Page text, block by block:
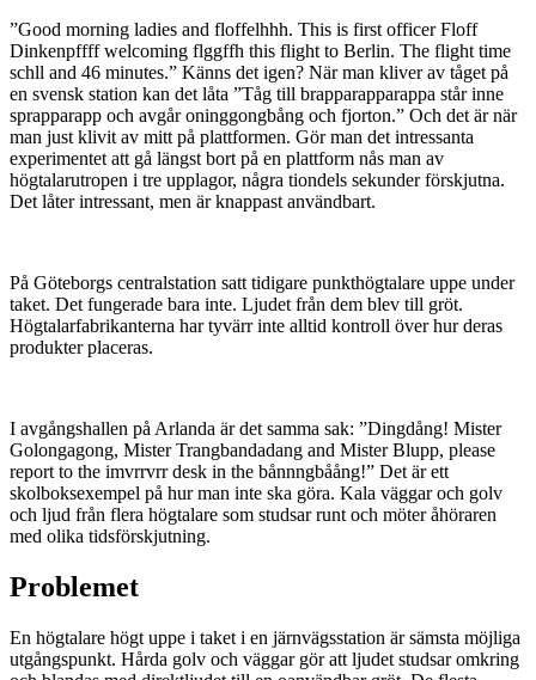
”Good morning ladies and floffelhhh. This is first officer Floff
Dinkenpffff welcoming flggffh this flight to Berlin. The flight time
schll and 46 minutes.” Känns det igen? När man kliver av tåget på
en svensk station kan det låta ”Tåg till brapparapparappa står inne
sprapparapp och avgår oninggongbång och fjorton.” Och det är när
man just klivit av mitt på plattformen. Gör man det intressanta
experimentet att gå längst bort på en plattform nås man av
högtalarutropen i tre upplagor, några tiondels sekunder förskjutna.
Det låter intressant, men är knappast användbart.
På Göteborgs centralstation satt tidigare punkthögtalare uppe under
taket. Det fungerade bara inte. Ljudet från dem blev till gröt.
Högtalarfabrikanterna har tyvärr inte alltid kontroll över hur deras
produkter placeras.
I avgångshallen på Arlanda är det samma sak: ”Dingdång! Mister
Golongagong, Mister Trangbandadang and Mister Blupp, please
report to the imvrrvrr desk in the bånnngbåång!” Det är ett
skolboksexempel på hur man inte ska göra. Kala väggar och golv
och ljud från flera högtalare som studsar runt och möter åhöraren
med olika tidsförskjutning.
Problemet
En högtalare högt uppe i taket i en järnvägsstation är sämsta möjliga
utgångspunkt. Hårda golv och väggar gör att ljudet studsar omkring